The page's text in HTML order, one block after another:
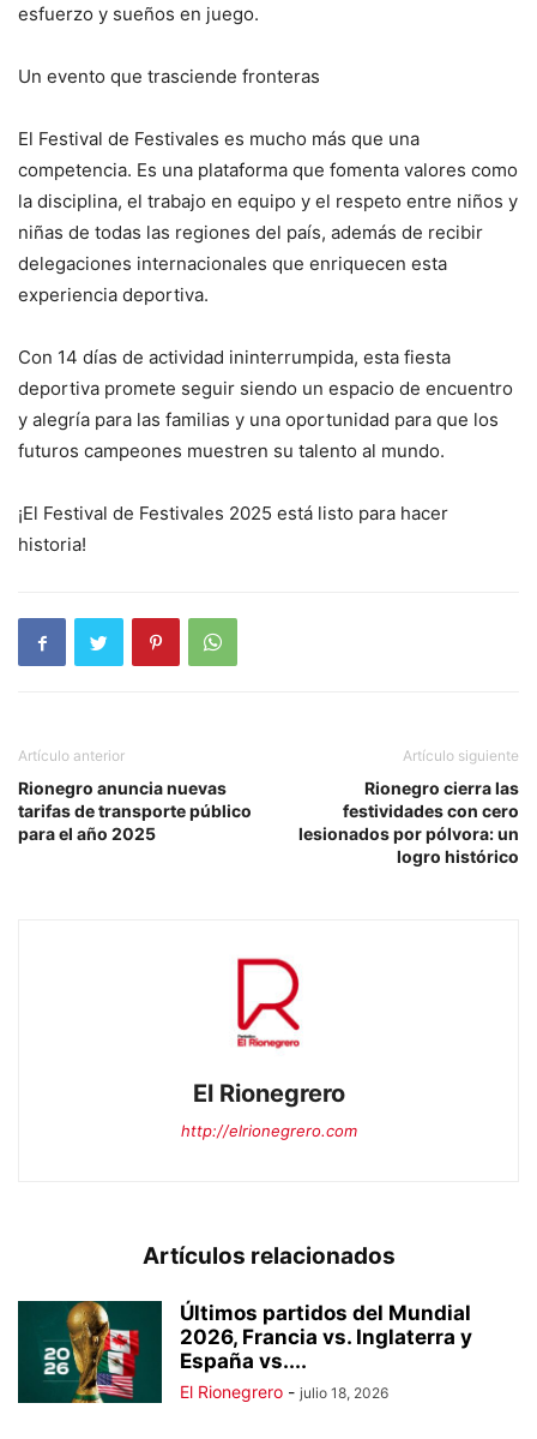
esfuerzo y sueños en juego.
Un evento que trasciende fronteras
El Festival de Festivales es mucho más que una
competencia. Es una plataforma que fomenta valores como
la disciplina, el trabajo en equipo y el respeto entre niños y
niñas de todas las regiones del país, además de recibir
delegaciones internacionales que enriquecen esta
experiencia deportiva.
Con 14 días de actividad ininterrumpida, esta fiesta
deportiva promete seguir siendo un espacio de encuentro
y alegría para las familias y una oportunidad para que los
futuros campeones muestren su talento al mundo.
¡El Festival de Festivales 2025 está listo para hacer
historia!
Artículo anterior
Rionegro anuncia nuevas
tarifas de transporte público
para el año 2025
Artículo siguiente
Rionegro cierra las
festividades con cero
lesionados por pólvora: un
logro histórico
El Rionegrero
http://elrionegrero.com
Artículos relacionados
Últimos partidos del Mundial
2026, Francia vs. Inglaterra y
España vs....
El Rionegrero - julio 18, 2026